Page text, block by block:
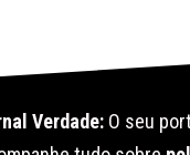
Verdade: O seu